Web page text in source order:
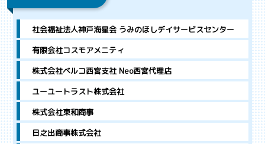
社会福祉法人神戸海星会 うみのほしデイサービスセンター
有限会社コスモアメニティ
株式会社ベルコ西宮支社 Neo西宮代理店
ユーユートラスト株式会社
株式会社東和商事
日之出商事株式会社